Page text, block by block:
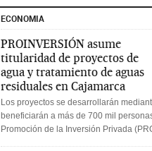
ECONOMIA
PROINVERSIÓN asume
titularidad de proyectos de
agua y tratamiento de aguas
residuales en Cajamarca
Los proyectos se desarrollarán
beneficiarán a más de 700 mil
Promoción de la Inversión Privada